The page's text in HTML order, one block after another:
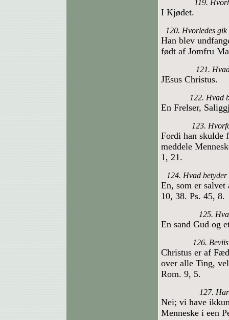
119.
I Kjødet.
120. Hvorledes gik
Han blev
født af Jomfru
121.
JEsus Christus.
122. Hvad
En Frelser,
123.
Fordi han skulde
meddele
1, 21.
124. Hvad
En, som er
10, 38. Ps. 45, 8.
125.
En sand Gud og
126.
Christus er af
over alle Ting,
Rom. 9, 5.
127.
Nei; vi have
Menneske i een